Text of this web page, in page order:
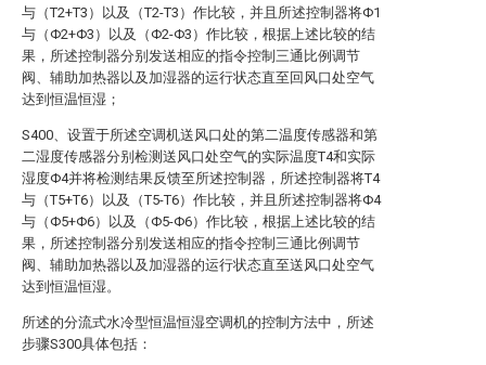
与（T2+T3）以及（T2-T3）作比较，并且所述控制器将Φ1
与（Φ2+Φ3）以及（Φ2-Φ3）作比较，根据上述比较的结
果，所述控制器分别发送相应的指令控制三通比例调节
阀、辅助加热器以及加湿器的运行状态直至回风口处空气
达到恒温恒湿；
S400、设置于所述空调机送风口处的第二温度传感器和第
二湿度传感器分别检测送风口处空气的实际温度T4和实际
湿度Φ4并将检测结果反馈至所述控制器，所述控制器将T4
与（T5+T6）以及（T5-T6）作比较，并且所述控制器将Φ4
与（Φ5+Φ6）以及（Φ5-Φ6）作比较，根据上述比较的结
果，所述控制器分别发送相应的指令控制三通比例调节
阀、辅助加热器以及加湿器的运行状态直至送风口处空气
达到恒温恒湿。
所述的分流式水冷型恒温恒湿空调机的控制方法中，所述
步骤S300具体包括：